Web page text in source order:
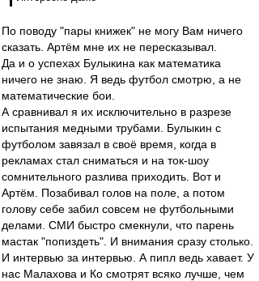
По поводу "пары книжек" не могу Вам ничего
сказать. Артём мне их не пересказывал.
Да и о успехах Булыкина как математика
ничего не знаю. Я ведь футбол смотрю, а не
математические бои.
А сравнивал я их исключительно в разрезе
испытания медными трубами. Булыкин с
футболом завязал в своё время, когда в
рекламах стал сниматься и на ток-шоу
сомнительного разлива приходить. Вот и
Артём. Позабивал голов на поле, а потом
голову себе забил совсем не футбольными
делами. СМИ быстро смекнули, что парень
мастак "попиздеть". И внимания сразу столько.
И интервью за интервью. А пипл ведь хавает. У
нас Малахова и Ко смотрят всяко лучше, чем